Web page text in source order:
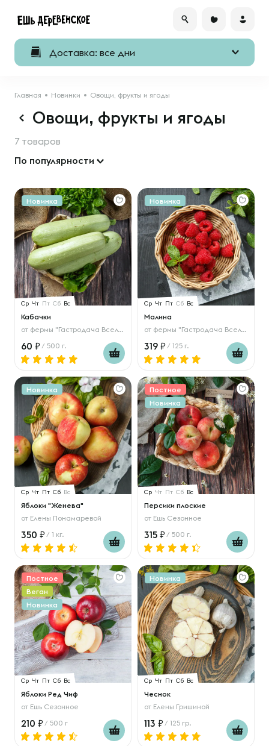
Доставка: все дни
Главная Новинки Овощи, фрукты и ягоды
Овощи, фрукты и ягоды
7 товаров
По популярности
Новинка
Ср Чт Пт Сб Вс
Кабачки
от фермы "Гастродача Вселуг"
60 / 500 г.
Новинка
Ср Чт Пт Сб Вс
Малина
от фермы "Гастродача Вселуг"
319 / 125 г.
Новинка
Ср Чт Пт Сб Вс
Яблоки "Женева"
от Елены Понамаревой
350 / 1 кг.
Постное
Новинка
Ср Чт Пт Сб Вс
Персики плоские
от Ешь Сезонное
315 / 500 г.
Постное
Веган
Новинка
Ср Чт Пт Сб Вс
Яблоки Ред Чиф
от Ешь Сезонное
210 / 500 г
Новинка
Ср Чт Пт Сб Вс
Чеснок
от Елены Гришиной
113 / 125 гр.